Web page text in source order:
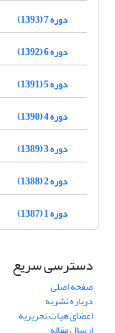
دوره 7 (1393)
دوره 6 (1392)
دوره 5 (1391)
دوره 4 (1390)
دوره 3 (1389)
دوره 2 (1388)
دوره 1 (1387)
دسترسی سریع
صفحه اصلی
درباره نشریه
اعضای هیات تحریریه